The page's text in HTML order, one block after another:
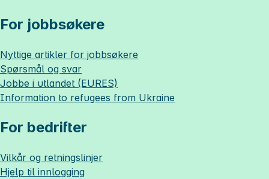
For jobbsøkere
Nyttige artikler for jobbsøkere
Spørsmål og svar
Jobbe i utlandet (EURES)
Information to refugees from Ukraine
For bedrifter
Vilkår og retningslinjer
Hjelp til innlogging